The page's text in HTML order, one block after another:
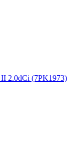
II 2.0dCi (7PK1973)